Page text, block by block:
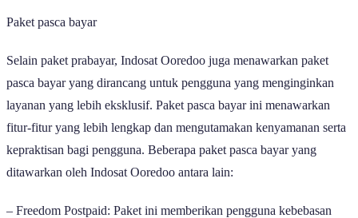
Paket pasca bayar
Selain paket prabayar, Indosat Ooredoo juga menawarkan paket
pasca bayar yang dirancang untuk pengguna yang menginginkan
layanan yang lebih eksklusif. Paket pasca bayar ini menawarkan
fitur-fitur yang lebih lengkap dan mengutamakan kenyamanan serta
kepraktisan bagi pengguna. Beberapa paket pasca bayar yang
ditawarkan oleh Indosat Ooredoo antara lain:
– Freedom Postpaid: Paket ini memberikan pengguna kebebasan